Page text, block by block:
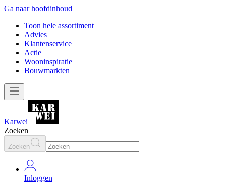
Ga naar hoofdinhoud
Toon hele assortiment
Advies
Klantenservice
Actie
Wooninspiratie
Bouwmarkten
Karwei
Zoeken
Zoeken
Inloggen